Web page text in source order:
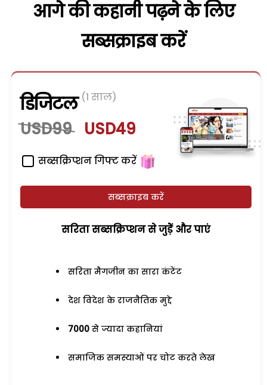
आगे की कहानी पढ़ने के लिए
सब्सक्राइब करें
डिजिटल (1 साल)
USD99 USD49
सब्सक्रिप्शन गिफ्ट करें
सब्सक्राइब करें
सरिता सब्सक्रिप्शन से जुड़ेें और पाएं
सरिता मैगजीन का सारा कंटेंट
देश विदेश के राजनैतिक मुद्दे
7000 से ज्यादा कहानियां
समाजिक समस्याओं पर चोट करते लेख